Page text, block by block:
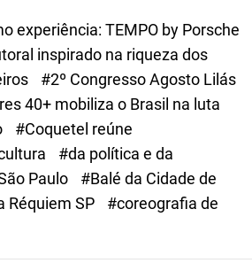
eexperiência: TEMPO by Porsche
inspirado na riqueza dos
#2º Congresso Agosto Lilás
40+ mobiliza o Brasil na luta
#Coquetel reúne
#da política e da
Paulo
#Balé da Cidade de
Réquiem SP
#coreografia de